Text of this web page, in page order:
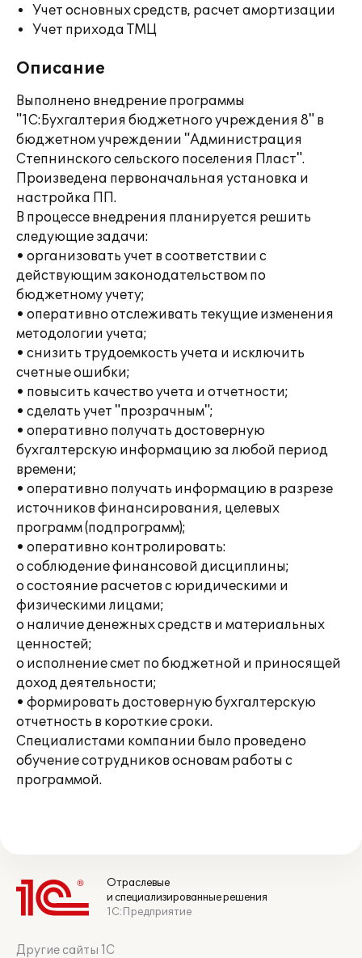
Учет основных средств, расчет амортизации
Учет прихода ТМЦ
Описание
Выполнено внедрение программы
"1С:Бухгалтерия бюджетного учреждения 8" в
бюджетном учреждении "Администрация
Степнинского сельского поселения Пласт".
Произведена первоначальная установка и
настройка ПП.
В процессе внедрения планируется решить
следующие задачи:
• организовать учет в соответствии с
действующим законодательством по
бюджетному учету;
• оперативно отслеживать текущие изменения
методологии учета;
• снизить трудоемкость учета и исключить
счетные ошибки;
• повысить качество учета и отчетности;
• сделать учет "прозрачным";
• оперативно получать достоверную
бухгалтерскую информацию за любой период
времени;
• оперативно получать информацию в разрезе
источников финансирования, целевых
программ (подпрограмм);
• оперативно контролировать:
o соблюдение финансовой дисциплины;
o состояние расчетов с юридическими и
физическими лицами;
o наличие денежных средств и материальных
ценностей;
o исполнение смет по бюджетной и приносящей
доход деятельности;
• формировать достоверную бухгалтерскую
отчетность в короткие сроки.
Специалистами компании было проведено
обучение сотрудников основам работы с
программой.
Отраслевые
и специализированные решения
1С:Предприятие
Другие сайты 1С